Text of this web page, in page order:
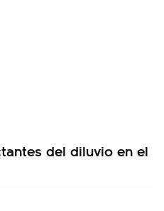
del diluvio en el